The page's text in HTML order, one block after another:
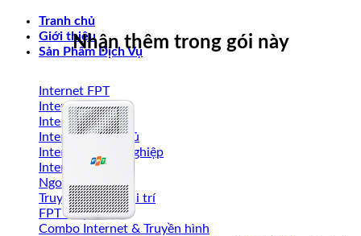
Tranh chủ
Giới thiệu
Sản Phẩm Dịch Vụ
Internet FPT
Internet cá nhân
Internet gia đình
Internet game thủ
Internet doanh nghiệp
Internet Wi-Fi 7
Ngoại hạng Anh
Truyền hình & giải trí
FPT Play
Combo Internet & Truyền hình
Nhận thêm trong gói này